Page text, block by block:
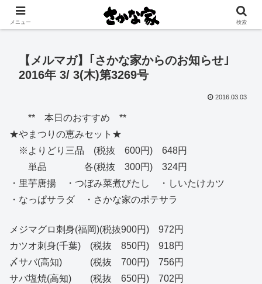
創業大正11年 矢祭町の中心で営む鮮魚店と飲食店
【メルマガ】｢さかな家からのお知らせ｣
2016年 3/ 3(木)第3269号
2016.03.03
** 本日のおすすめ **
★やまつりの恵みセット★
※よりどり三品 (税抜 600円) 648円
単品 各(税抜 300円) 324円
・里芋唐揚 ・つぼみ菜煮びたし ・しいたけカツ
・なっぱサラダ ・さかな家のポテサラ
メジマグロ刺身(福岡)(税抜900円) 972円
カツオ刺身(千葉) (税抜 850円) 918円
〆サバ(高知) (税抜 700円) 756円
サバ塩焼(高知) (税抜 650円) 702円
メニュー 検索